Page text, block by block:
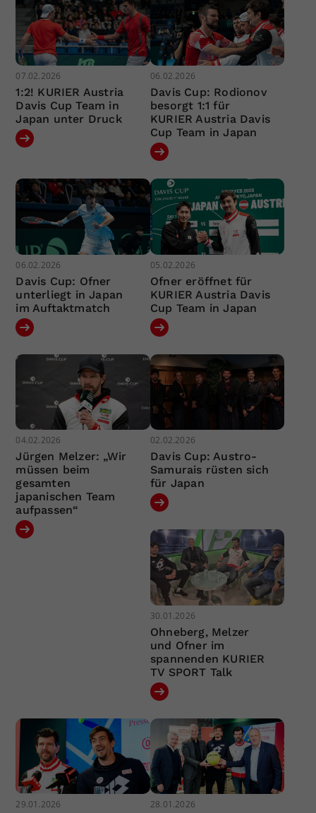
07.02.2026
1:2! KURIER Austria
Davis Cup Team in
Japan unter Druck
06.02.2026
Davis Cup: Rodionov
besorgt 1:1 für
KURIER Austria Davis
Cup Team in Japan
06.02.2026
Davis Cup: Ofner
unterliegt in Japan
im Auftaktmatch
05.02.2026
Ofner eröffnet für
KURIER Austria Davis
Cup Team in Japan
04.02.2026
Jürgen Melzer: „Wir
müssen beim
gesamten
japanischen Team
aufpassen“
02.02.2026
Davis Cup: Austro-
Samurais rüsten sich
für Japan
30.01.2026
Ohneberg, Melzer
und Ofner im
spannenden KURIER
TV SPORT Talk
29.01.2026 28.01.2026